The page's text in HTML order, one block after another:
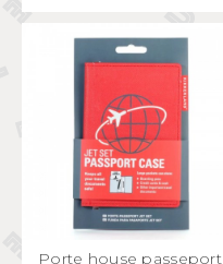
APERÇU RAPIDE
Porte house passeport